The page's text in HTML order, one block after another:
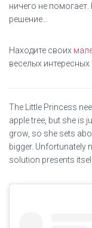
ничего не
решение…
Находите своих
веселых интересных
The Little Princess
apple tree, but she is
grow, so she sets
bigger. Unfortunately
solution presents